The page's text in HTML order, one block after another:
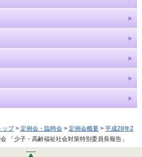
ップ> 定例会・臨時会 > 定例会概要 > 平成28年2
「少子・高齢福祉社会対策特別委員長報告」